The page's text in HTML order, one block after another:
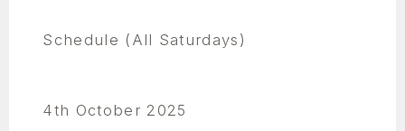
Schedule (All Saturdays)
4th October 2025